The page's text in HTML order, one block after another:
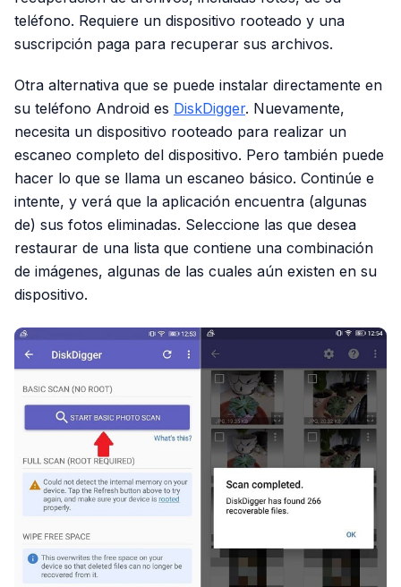
teléfono. Requiere un dispositivo rooteado y una
suscripción paga para recuperar sus archivos.
Otra alternativa que se puede instalar directamente en
su teléfono Android es DiskDigger. Nuevamente,
necesita un dispositivo rooteado para realizar un
escaneo completo del dispositivo. Pero también puede
hacer lo que se llama un escaneo básico. Continúe e
intente, y verá que la aplicación encuentra (algunas
de) sus fotos eliminadas. Seleccione las que desea
restaurar de una lista que contiene una combinación
de imágenes, algunas de las cuales aún existen en su
dispositivo.